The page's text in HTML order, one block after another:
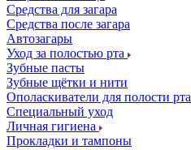
Средства для загара
Средства после загара
Автозагары
Уход за полостью рта
Зубные пасты
Зубные щётки и нити
Ополаскиватели для полости рта
Специальный уход
Личная гигиена
Прокладки и тампоны